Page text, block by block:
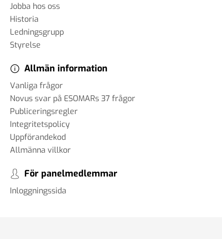
medieklimatet
#86 Wilhelm Landerholm -
om AI
#85 Christoph Hofinger - en
Jobba hos oss
Historia
Ledningsgrupp
Styrelse
Allmän information
Vanliga frågor
Novus svar på ESOMARs 37 frågor
Publiceringsregler
Integritetspolicy
Uppförandekod
Allmänna villkor
För panelmedlemmar
Inloggningssida